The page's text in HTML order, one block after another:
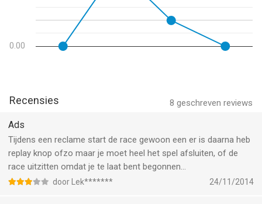
0.00
8 geschreven reviews
Recensies
Ads
Tijdens een reclame start de race gewoon een er is daarna heb
replay knop ofzo maar je moet heel het spel afsluiten, of de
race uitzitten omdat je te laat bent begonnen...
door Lek******* 24/11/2014